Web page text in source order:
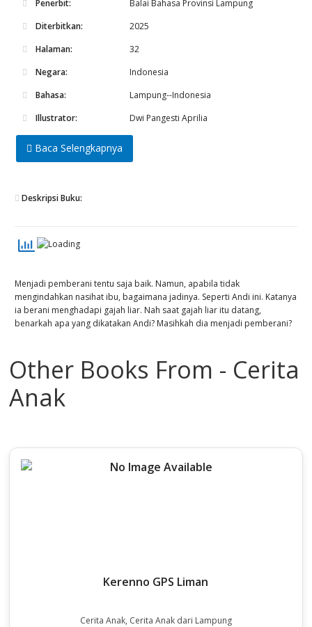
Penerbit:
Balai Bahasa Provinsi Lampung
Diterbitkan:
2025
Halaman:
32
Negara:
Indonesia
Bahasa:
Lampung--Indonesia
Illustrator:
Dwi Pangesti Aprilia
Baca Selengkapnya
Deskripsi Buku:
Menjadi pemberani tentu saja baik. Namun, apabila tidak
mengindahkan nasihat ibu, bagaimana jadinya. Seperti Andi ini. Katanya
ia berani menghadapi gajah liar. Nah saat gajah liar itu datang,
benarkah apa yang dikatakan Andi? Masihkah dia menjadi pemberani?
Other Books From - Cerita
Anak
Kerenno GPS Liman
Cerita Anak, Cerita Anak dari Lampung